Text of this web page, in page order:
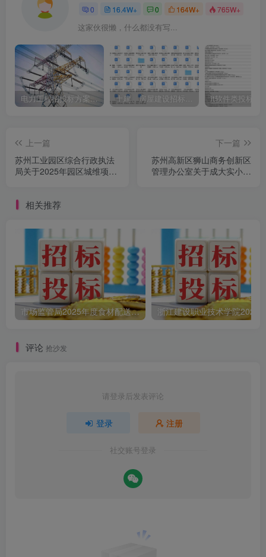
0 16.4W+ 0 164W+ 765W+
这家伙很懒，什么都没有写...
电力工程招投标方案模板 土建、房屋建设招标文件标书模板 it软件类投标书
上一篇
苏州工业园区综合行政执法
局关于2025年园区城维项目
下一篇
苏州高新区狮山商务创新区
管理办公室关于成大实小操
相关推荐
市场监管局2025年度食材配送采购公告
评论 抢沙发
请登录后发表评论
登录 注册
社交账号登录